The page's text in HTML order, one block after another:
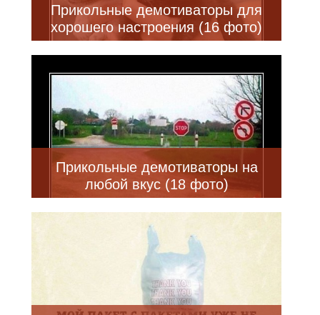
Прикольные демотиваторы для
хорошего настроения (16 фото)
Прикольные демотиваторы на
любой вкус (18 фото)